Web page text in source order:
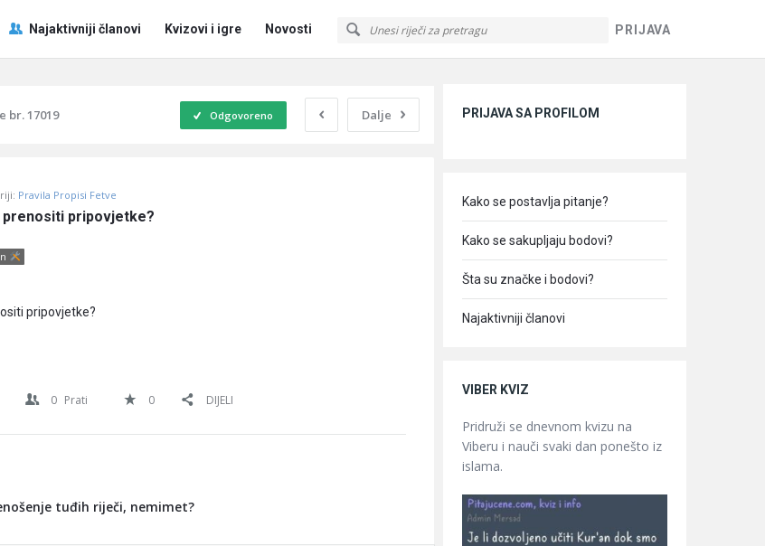
PRIJAVA
Pitaj
Učene
Navigacija
Najaktivniji članovi Kvizovi i igre Novosti
br. 17019 Dalje
Odgovoreno
Pravila Propisi Fetve
pripovjetke?
pripovjetke?
0 Prati 0 DIJELI
tuđih riječi, nemimet?
PRIJAVA SA PROFILOM
Kako se postavlja pitanje?
Kako se sakupljaju bodovi?
Šta su značke i bodovi?
Najaktivniji članovi
VIBER KVIZ
Pridruži se dnevnom kvizu na
Viberu i nauči svaki dan ponešto iz
islama.